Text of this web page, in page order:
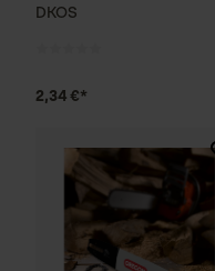
DKOS
2,34 €*